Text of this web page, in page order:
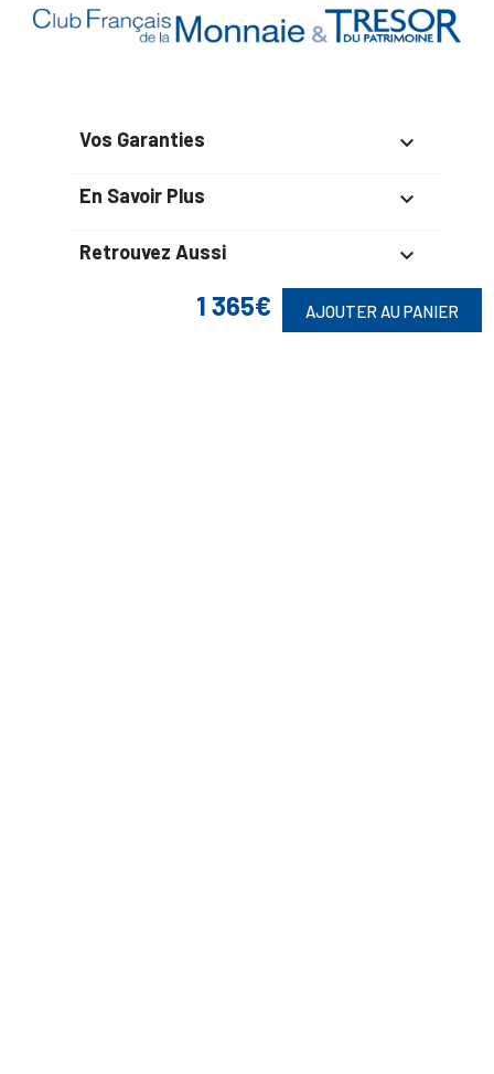
1 365€ AJOUTER AU PANIER
Vos Garanties 
En Savoir Plus 
Retrouvez Aussi 